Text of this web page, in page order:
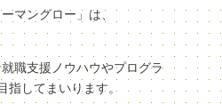
マングロー」は、
職支援ノウハウやプログラ
指してまいります。